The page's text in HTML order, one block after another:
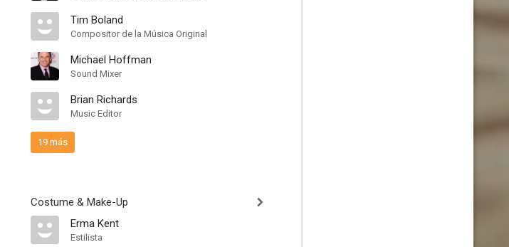
Tim Boland
Compositor de la Música Original
Michael Hoffman
Sound Mixer
Brian Richards
Music Editor
19 más
Costume & Make-Up
Erma Kent
Estilista